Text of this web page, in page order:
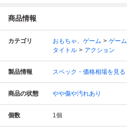
商品情報
カテゴリ おもちゃ、ゲーム ゲーム
タイトル
アクション
製品情報 スペック・価格相場を見る
商品の状態 やや傷や汚れあり
個数 1個